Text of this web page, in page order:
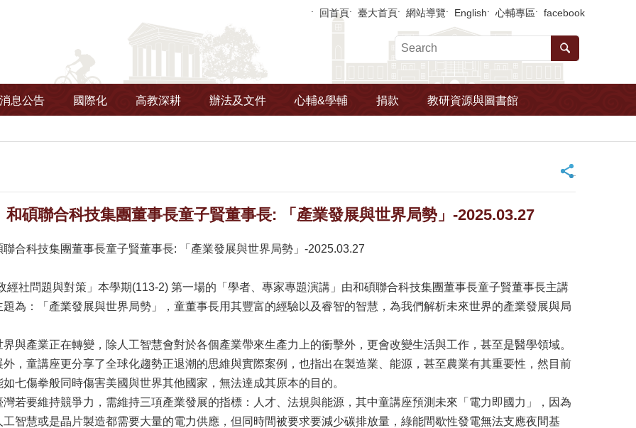
回首頁 臺大首頁 網站導覽 English 心輔專區 facebook
息公告 國際化 高教深耕 辦法及文件 心輔&學輔 捐款 教研資源與圖書館
_
和碩聯合科技集團董事長童子賢董事長: 「產業發展與世界局勢」-2025.03.27
合科技集團董事長童子賢董事長: 「產業發展與世界局勢」-2025.03.27
經社問題與對策」本學期(113-2) 第一場的「學者、專家專題演講」由和碩聯合科技集團董事長童子賢董事長主講
為：「產業發展與世界局勢」，童董事長用其豐富的經驗以及睿智的智慧，為我們解析未來世界的產業發展與局
與產業正在轉變，除人工智慧會對於各個產業帶來生產力上的衝擊外，更會改變生活與工作，甚至是醫學領域。
，童講座更分享了全球化趨勢正退潮的思維與實際案例，也指出在製造業、能源，甚至農業有其重要性，然目前
七傷拳般同時傷害美國與世界其他國家，無法達成其原本的目的。
若要維持競爭力，需維持三項產業發展的指標：人才、法規與能源，其中童講座預測未來「電力即國力」，因為
智慧或是晶片製造都需要大量的電力供應，但同時間被要求要減少碳排放量，綠能間歇性發電無法支應夜間基